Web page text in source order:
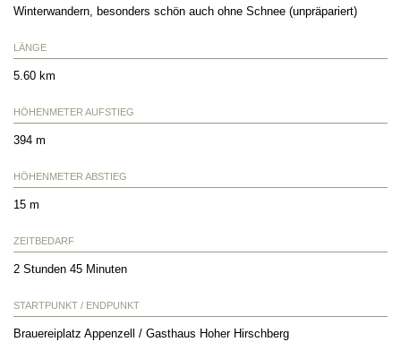
Winterwandern, besonders schön auch ohne Schnee (unpräpariert)
LÄNGE
5.60 km
HÖHENMETER AUFSTIEG
394 m
HÖHENMETER ABSTIEG
15 m
ZEITBEDARF
2 Stunden 45 Minuten
STARTPUNKT / ENDPUNKT
Brauereiplatz Appenzell / Gasthaus Hoher Hirschberg